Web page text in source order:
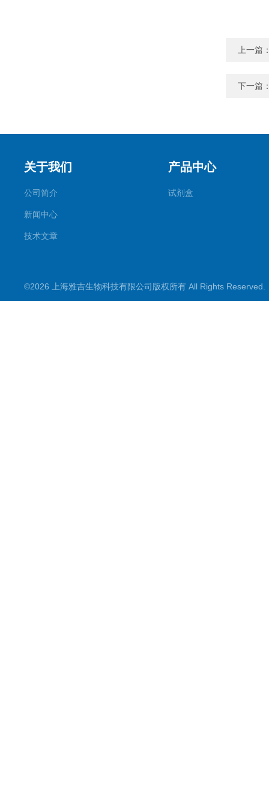
上一篇
下一篇
关于我们
公司简介
新闻中心
技术文章
产品中心
试剂盒
©2026 上海雅吉生物科技有限公司版权所有 All Rights